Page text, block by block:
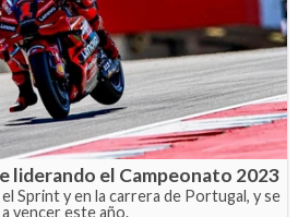
liderando el Campeonato 2023
Sprint y en la carrera de Portugal, y se
vencer este año.